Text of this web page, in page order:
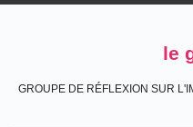
le
GROUPE DE RÉFLEXION SUR